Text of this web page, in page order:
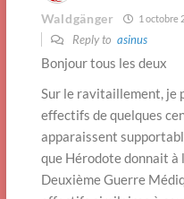
Waldgänger 1 octobre
Reply to asinus
Bonjour tous les deux
Sur le ravitaillement, je
effectifs de quelques
apparaissent
que Hérodote donnait à
Deuxième Guerre